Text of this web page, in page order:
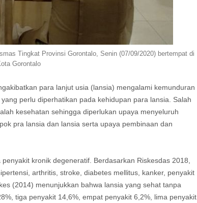
Tingkat Provinsi Gorontalo, Senin (07/09/2020) bertempat di
Gorontalo
para lanjut usia (lansia) mengalami kemunduran
perlu diperhatikan pada kehidupan para lansia. Salah
kesehatan sehingga diperlukan upaya menyeluruh
pra lansia dan lansia serta upaya pembinaan dan
kronik degeneratif. Berdasarkan Riskesdas 2018,
arthritis, stroke, diabetes mellitus, kanker, penyakit
(2014) menunjukkan bahwa lansia yang sehat tanpa
tiga penyakit 14,6%, empat penyakit 6,2%, lima penyakit